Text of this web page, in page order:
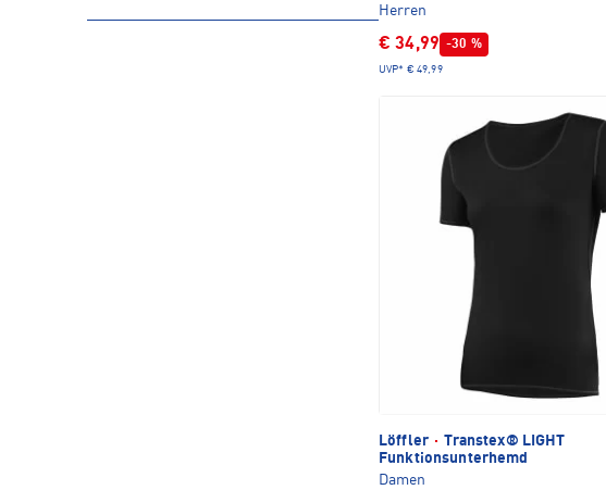
Herren
€ 34,99 -30 %
UVP* € 49,99
Löffler · Transtex® LIGHT
Funktionsunterhemd
Damen